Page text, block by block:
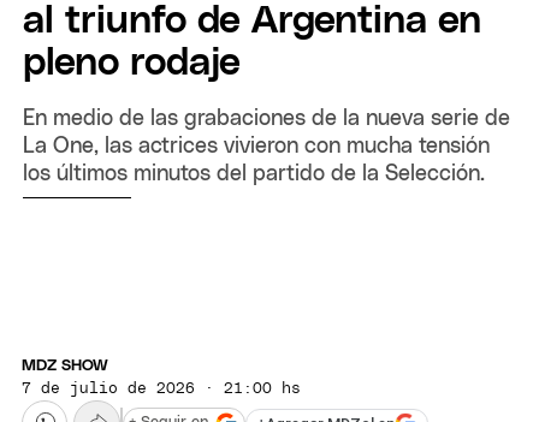
al triunfo de Argentina en
pleno rodaje
En medio de las grabaciones de la nueva serie de
La One, las actrices vivieron con mucha tensión
los últimos minutos del partido de la Selección.
MDZ SHOW
7 de julio de 2026 · 21:00 hs